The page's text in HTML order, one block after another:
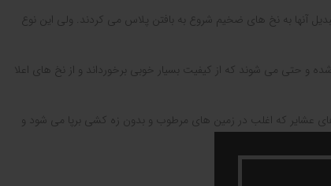
تبدیل آنها به نخ های ضخیم شروع به بافتن پلاس می کردند. ولی این نوع
و حتی می شوند که از کیفیت بسیار خوبی برخورداند و از نخ های اعلا
عشایر که اغلب در زمین های مرطوب و بدون زه کشی برپا می شود و